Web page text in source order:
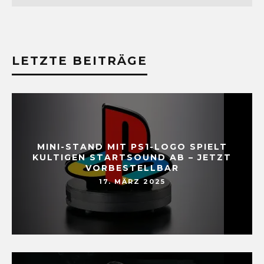
LETZTE BEITRÄGE
MINI-STAND MIT PS1-LOGO SPIELT
KULTIGEN STARTSOUND AB – JETZT
VORBESTELLBAR
17. MÄRZ 2025